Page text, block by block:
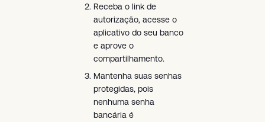
Receba o link de
autorização, acesse o
aplicativo do seu banco
e aprove o
compartilhamento.
Mantenha suas senhas
protegidas, pois
nenhuma senha
bancária é